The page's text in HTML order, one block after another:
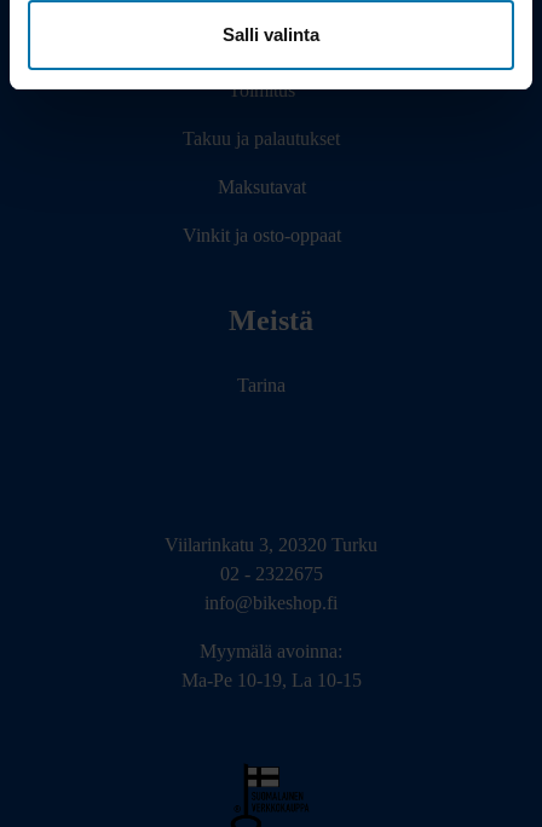
Salli valinta
Info
Toimitus
Takuu ja palautukset
Maksutavat
Vinkit ja osto-oppaat
Meistä
Tarina
Viilarinkatu 3, 20320 Turku
02 - 2322675
info@bikeshop.fi
Myymälä avoinna:
Ma-Pe 10-19, La 10-15